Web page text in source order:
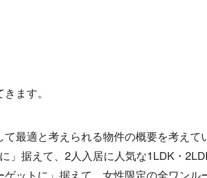
ます。
最適と考えられる物件の概要を考えて
」据えて、2人入居に人気な1LDK・
ットに」据えて、女性限定の全ワンル